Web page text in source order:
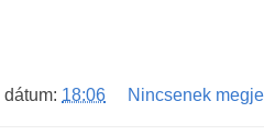
dátum: 18:06 Nincsenek